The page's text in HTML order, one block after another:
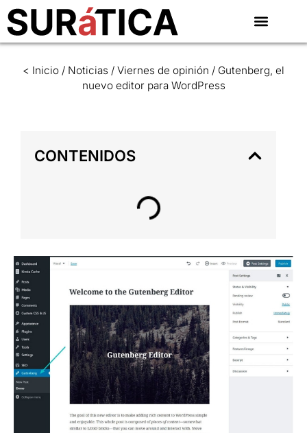
< Inicio / Noticias / Viernes de opinión / Gutenberg, el
nuevo editor para WordPress
CONTENIDOS